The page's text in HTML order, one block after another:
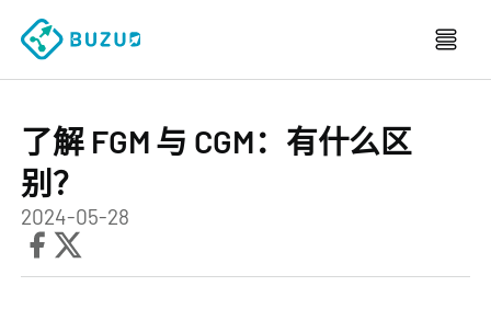
了解 FGM 与 CGM：有什么区
别？
2024-05-28